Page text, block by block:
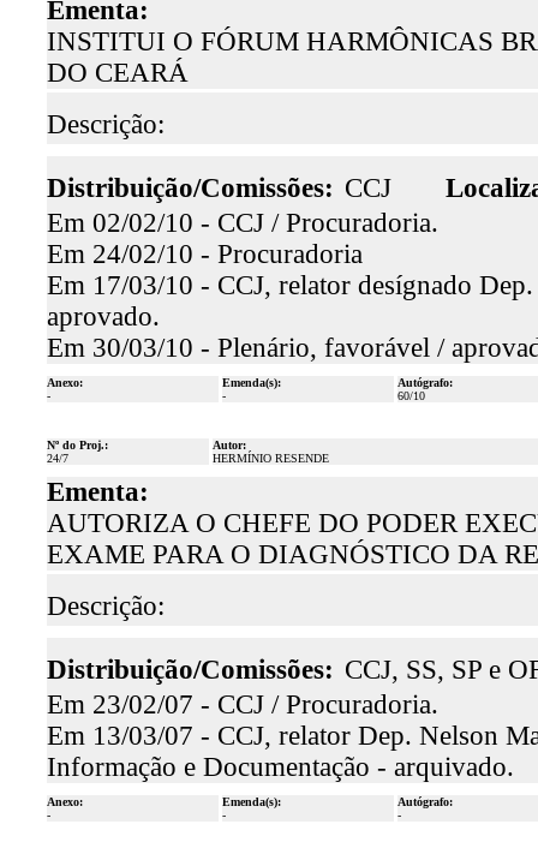
Ementa:
INSTITUI O FÓRUM HARMÔNICAS
DO CEARÁ
Descrição:
Distribuição/Comissões: CCJ
Em 02/02/10 - CCJ / Procuradoria.
Em 24/02/10 - Procuradoria
Em 17/03/10 - CCJ, relator desígnado
aprovado.
Em 30/03/10 - Plenário, favorável /
Anexo:
-
Emenda(s):
-
Autógrafo:
60/10
Nº do Proj.:
24/7
Autor:
HERMÍNIO RESENDE
Ementa:
AUTORIZA O CHEFE DO PODER
EXAME PARA O DIAGNÓSTICO DA
Descrição:
Distribuição/Comissões: CCJ, SS, SP e
Em 23/02/07 - CCJ / Procuradoria.
Em 13/03/07 - CCJ, relator Dep. Nelson
Informação e Documentação - arquivado.
Anexo:
-
Emenda(s):
-
Autógrafo:
-